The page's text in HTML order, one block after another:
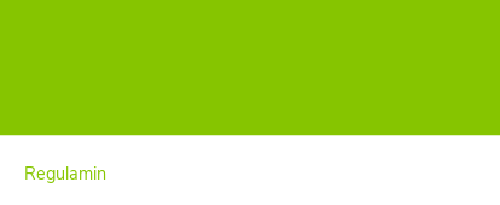
Regulamin